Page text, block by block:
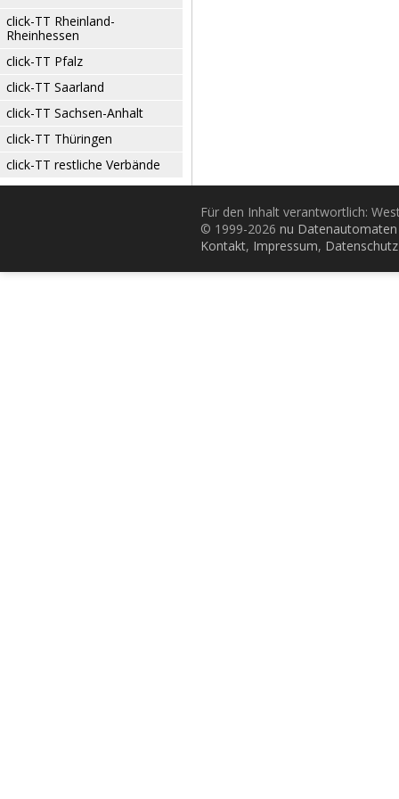
click-TT Rheinland-
Rheinhessen
click-TT Pfalz
click-TT Saarland
click-TT Sachsen-Anhalt
click-TT Thüringen
click-TT restliche Verbände
Für den Inhalt verantwortlich:
© 1999-2026 nu
Kontakt, Impressum, Datenschutz